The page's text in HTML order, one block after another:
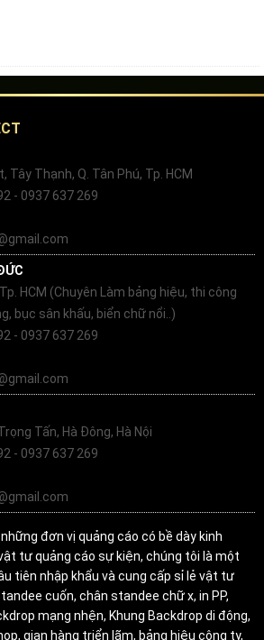
Tây Thạnh, Q. Tân Phú, Tp. HCM
- 0937 637 269
HCM (Chuyên Làm bảng hiệu, thi công
bục sân khấu, biển chữ nổi..)
- 0937 637 269
Tấn, Hà Đông, Hà Nội
- 0937 637 269
đơn vị quảng cáo có bề dày kinh
tư quảng cáo sự kiện, chúng tôi là một
tiên nhập khẩu và cung cấp sỉ lẻ vật tư
cuốn, chân standee chữ x, in PP,
mạng nhện, Khung Backdrop di động,
gian hàng triển lãm, bảng hiệu công ty,